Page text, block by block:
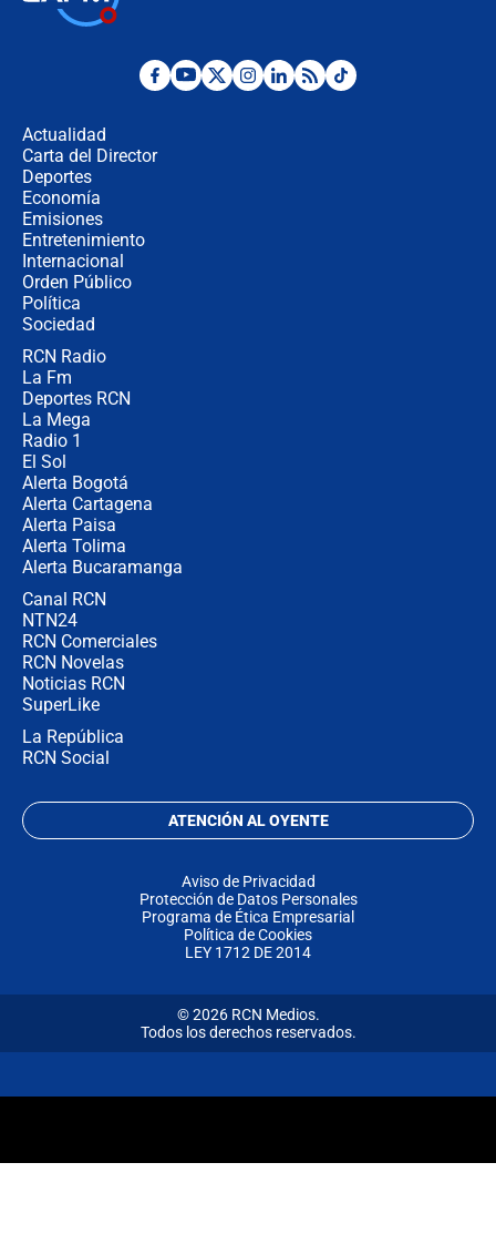
Posesión de Abelardo De La Espriella
Actualidad
Carta del Director
Deportes
Economía
Emisiones
Entretenimiento
Internacional
Orden Público
Política
Sociedad
RCN Radio
La Fm
Deportes RCN
La Mega
Radio 1
El Sol
Alerta Bogotá
Alerta Cartagena
Alerta Paisa
Alerta Tolima
Alerta Bucaramanga
Canal RCN
NTN24
RCN Comerciales
RCN Novelas
Noticias RCN
SuperLike
La República
RCN Social
ATENCIÓN AL OYENTE
Aviso de Privacidad
Protección de Datos Personales
Programa de Ética Empresarial
Política de Cookies
LEY 1712 DE 2014
© 2026 RCN Medios.
Todos los derechos reservados.